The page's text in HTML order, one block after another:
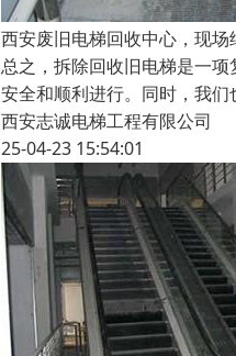
西安废旧电梯回收中心，现场
总之，拆除回收旧电梯是一
安全和顺利进行。同时，我
西安志诚电梯工程有限公司
25-04-23 15:54:01